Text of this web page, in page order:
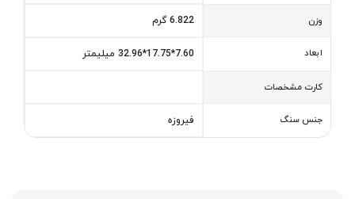
وزن 6.822 گرم
ابعاد 7.60*17.75*32.96 میلیمتر
کارت مشخصات
جنس سنگ فیروزه